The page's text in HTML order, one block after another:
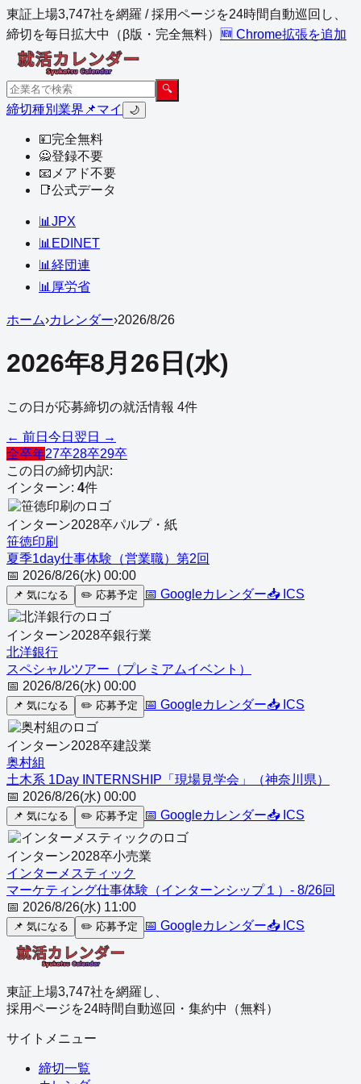
東証上場3,747社を網羅 / 採用ページを24時間自動巡回し、
締切を毎日拡大中（β版・完全無料）
🆕 Chrome拡張を追加
🔍
締切種別 業界 📌マイ 🌙
💴完全無料
🙅登録不要
📧 メアド不要
📑公式データ
📊 JPX
📊 EDINET
📊 経団連
📊 厚労省
ホーム›カレンダー›2026/8/26
2026年8月 26 日 (水)
この日が応募締切の就活情報 4件
← 前日 今日 翌日 →
全卒年27卒28卒29卒
この日の締切内訳:
インターン: 4件
インターン2028卒パルプ・紙
笹徳印刷
夏季1day仕事体験（営業職）第2回
📅 2026/8/26(水) 00:00
📌 気になる ✏️ 応募予定 📅 Googleカレンダー📥 ICS
インターン2028卒銀行業
北洋銀行
スペシャルツアー（プレミアムイベント）
📅 2026/8/26(水) 00:00
📌 気になる ✏️ 応募予定 📅 Googleカレンダー📥 ICS
インターン2028卒建設業
奥村組
土木系 1Day INTERNSHIP「現場見学会」（神奈川県）
📅 2026/8/26(水) 00:00
📌 気になる ✏️ 応募予定 📅 Googleカレンダー📥 ICS
インターン2028卒小売業
インターメスティック
マーケティング仕事体験（インターンシップ１）- 8/26回
📅 2026/8/26(水) 11:00
📌 気になる ✏️ 応募予定 📅 Googleカレンダー📥 ICS
東証上場3,747社を網羅し、
採用ページを24時間自動巡回・集約中（無料）
サイトメニュー
締切一覧